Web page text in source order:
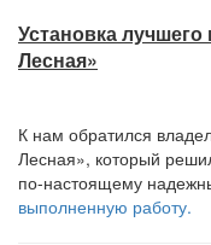
Установка
Лесная»
К нам обратился
Лесная», который
по-настоящему
выполненную работу.